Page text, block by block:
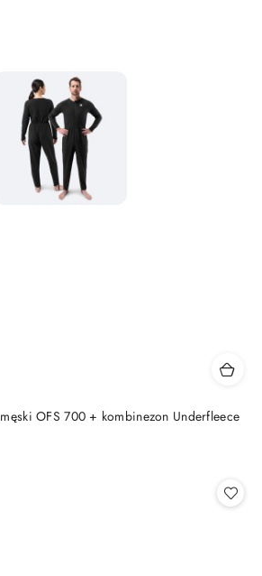
OFS 700 + kombinezon Underfleece